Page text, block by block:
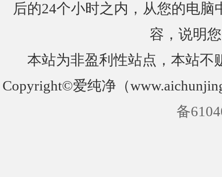
后的24个小时之内，从您的电
容，说明
本站为非盈利性站点，本站不
Copyright©爱纯净（
备